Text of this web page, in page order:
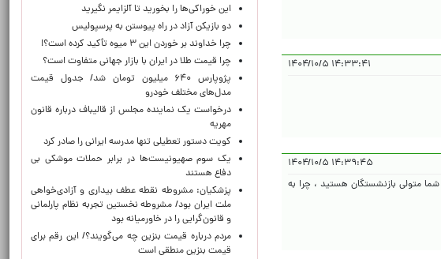
۱۴:۳۳:۴۱ ۱۴۰۴/۱۰/۵
۱۴:۳۹:۴۵ ۱۴۰۴/۱۰/۵
هم شامل می‌شود و شما متولی بازنشستگان هستید ، چرا به
این خوراکی‌ها را بخورید تا آلزایمر نگیرید
دو بازیکن آزاد در راه پیوستن به پرسپولیس
چرا خداوند بر خوردن این ۳ میوه تأکید کرده است؟!
چرا قیمت طلا در ایران با بازار جهانی متفاوت است؟
پژوپارس ۶۴۰ میلیون تومان شد/ جدول قیمت
مدل‌های مختلف خودرو
درخواست یک نماینده مجلس از قالیباف درباره قانون
مهریه
کویت دستور تعطیلی تنها مدرسه ایرانی را صادر کرد
یک‌ سوم صهیونیست‌ها در برابر حملات موشکی بی
دفاع هستند
پزشکیان: مشروطه نقطه عطف بیداری و آزادی‌خواهی
ملت ایران بود/ مشروطه نخستین تجربه نظام پارلمانی
و قانون‌گرایی را در خاورمیانه بود
مردم درباره قیمت بنزین چه می‌گویند؟/ این رقم برای
قیمت بنزین منطقی است